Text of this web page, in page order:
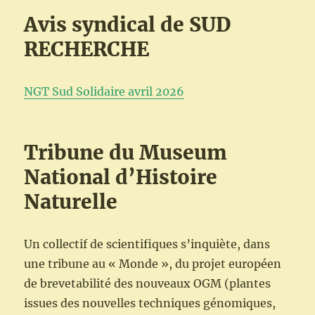
Avis syndical de SUD
RECHERCHE
NGT Sud Solidaire avril 2026
Tribune du Museum
National d’Histoire
Naturelle
Un collectif de scientifiques s’inquiète, dans
une tribune au « Monde », du projet européen
de brevetabilité des nouveaux OGM (plantes
issues des nouvelles techniques génomiques,